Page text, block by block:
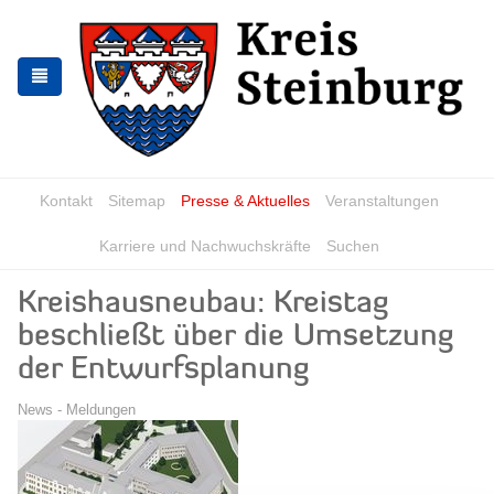
springen
springen
Kontakt Sitemap Presse & Aktuelles Veranstaltungen
Karriere und Nachwuchskräfte Suchen
Kreishausneubau: Kreistag
beschließt über die Umsetzung
der Entwurfsplanung
News - Meldungen